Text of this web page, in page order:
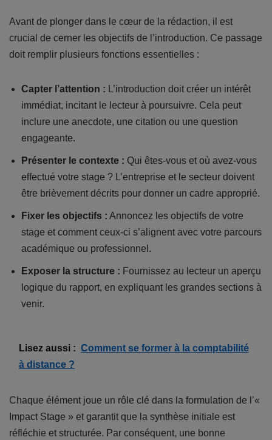
Avant de plonger dans le cœur de la rédaction, il est
crucial de cerner les objectifs de l’introduction. Ce passage
doit remplir plusieurs fonctions essentielles :
Capter l’attention : L’introduction doit créer un intérêt
immédiat, incitant le lecteur à poursuivre. Cela peut
inclure une anecdote, une citation ou une question
engageante.
Présenter le contexte : Qui êtes-vous et où avez-vous
effectué votre stage ? L’entreprise et le secteur doivent
être brièvement décrits pour donner un cadre approprié.
Fixer les objectifs : Annoncez les objectifs de votre
stage et comment ceux-ci s’alignent avec votre parcours
académique ou professionnel.
Exposer la structure : Fournissez au lecteur un aperçu
logique du rapport, en expliquant les grandes sections à
venir.
Lisez aussi : Comment se former à la comptabilité
à distance ?
Chaque élément joue un rôle clé dans la formulation de l’«
Impact Stage » et garantit que la synthèse initiale est
réfléchie et structurée. Par conséquent, une bonne